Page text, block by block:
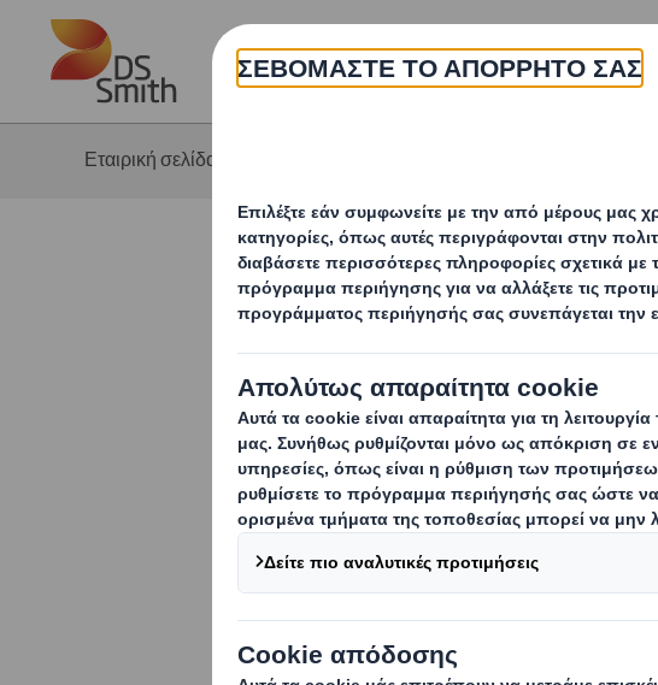
Skip to main content
Η εταιρεία
Εταιρική σελίδα
Συνεργασία
Lazaridi σε
Η DS Smith και η
συσκευασία που είναι
στην κατηγορία της